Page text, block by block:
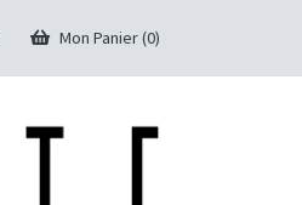
Mon Panier (0)